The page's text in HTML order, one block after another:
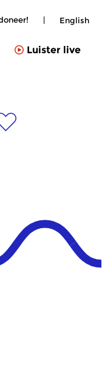
| English
Luister live